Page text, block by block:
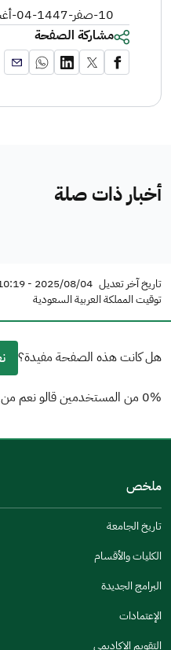
10-صفر-1447
-04-أغسطس-2025
مشاركة الصفحة
أخبار ذات صلة
تاريخ آخر تعديل 2025/08/04 - 10:19 ص
توقيت المملكة العربية السعودية
هل كانت هذه الصفحة مفيدة؟
0% من المستخدمين قالو نعم من 0 تعليقا.
مكتوبة بشكل جيد
الإجابات كانت مرتبطة
تصميمه يجعله سهل القراءة
جنس
ملخص
تاريخ الجامعة
الكليات والأقسام
البرامج الجديدة
الإعتمادات
التقويم الاكاديمي